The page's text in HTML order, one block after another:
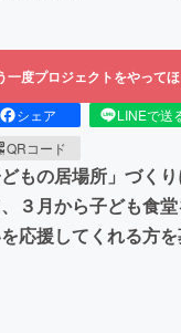
一度プロジェクトをやって
シェア LINEで送
QRコード
もの居場所」づくり
３月から子ども食堂
応援してくれる方